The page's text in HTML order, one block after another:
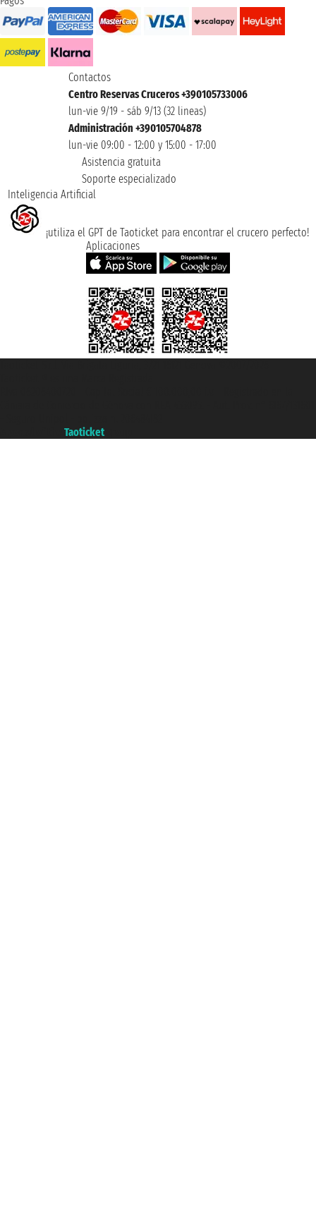
Contactos
Centro Reservas Cruceros +390105733006
lun-vie 9/19 - sáb 9/13 (32 lineas)
Administración +390105704878
lun-vie 09:00 - 12:00 y 15:00 - 17:00
Asistencia gratuita
Soporte especializado
Inteligencia Artificial
¡utiliza el GPT de Taoticket para encontrar el crucero perfecto!
Aplicaciones
Taoticket